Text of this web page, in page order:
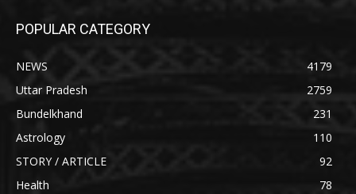
POPULAR CATEGORY
NEWS
4179
Uttar Pradesh
2759
Bundelkhand
231
Astrology
110
STORY / ARTICLE
92
Health
78